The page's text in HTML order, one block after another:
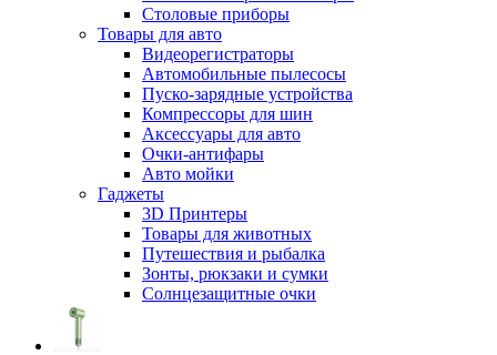
Столовые приборы
Товары для авто
Видеорегистраторы
Автомобильные пылесосы
Пуско-зарядные устройства
Компрессоры для шин
Аксессуары для авто
Очки-антифары
Авто мойки
Гаджеты
3D Принтеры
Товары для животных
Путешествия и рыбалка
Зонты, рюкзаки и сумки
Солнцезащитные очки